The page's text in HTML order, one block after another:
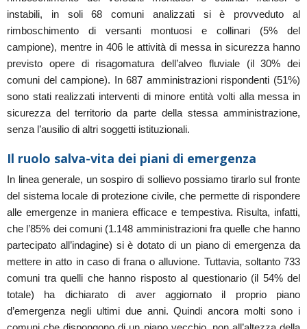
instabili, in soli 68 comuni analizzati si è provveduto al
rimboschimento di versanti montuosi e collinari (5% del
campione), mentre in 406 le attività di messa in sicurezza hanno
previsto opere di risagomatura dell’alveo fluviale (il 30% dei
comuni del campione). In 687 amministrazioni rispondenti (51%)
sono stati realizzati interventi di minore entità volti alla messa in
sicurezza del territorio da parte della stessa amministrazione,
senza l’ausilio di altri soggetti istituzionali.
Il ruolo salva-vita dei piani di emergenza
In linea generale, un sospiro di sollievo possiamo tirarlo sul fronte
del sistema locale di protezione civile, che permette di rispondere
alle emergenze in maniera efficace e tempestiva. Risulta, infatti,
che l’85% dei comuni (1.148 amministrazioni fra quelle che hanno
partecipato all’indagine) si è dotato di un piano di emergenza da
mettere in atto in caso di frana o alluvione. Tuttavia, soltanto 733
comuni tra quelli che hanno risposto al questionario (il 54% del
totale) ha dichiarato di aver aggiornato il proprio piano
d’emergenza negli ultimi due anni. Quindi ancora molti sono i